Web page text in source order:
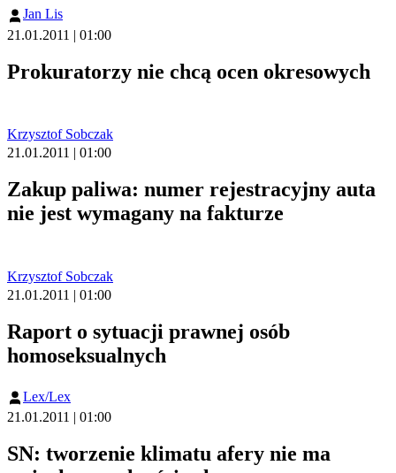
Jan Lis
21.01.2011 | 01:00
Prokuratorzy nie chcą ocen okresowych
Krzysztof Sobczak
21.01.2011 | 01:00
Zakup paliwa: numer rejestracyjny auta
nie jest wymagany na fakturze
Krzysztof Sobczak
21.01.2011 | 01:00
Raport o sytuacji prawnej osób
homoseksualnych
Lex/Lex
21.01.2011 | 01:00
SN: tworzenie klimatu afery nie ma